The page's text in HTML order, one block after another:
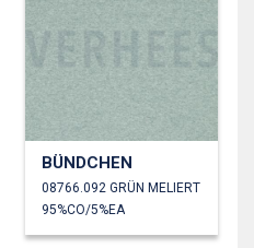
BÜNDCHEN
08766.092 GRÜN MELIERT
95%CO/5%EA